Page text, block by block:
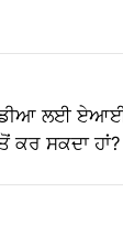
ਲਈ
ਕਰ ਸਕਦਾ ਹਾਂ?